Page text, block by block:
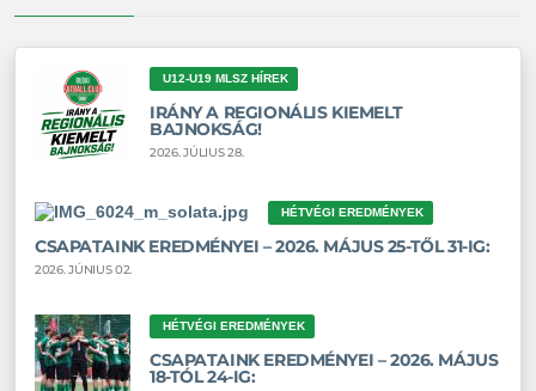
U12-U19 MLSZ HÍREK
IRÁNY A REGIONÁLIS KIEMELT
BAJNOKSÁG!
2026. JÚLIUS 28.
HÉTVÉGI EREDMÉNYEK
CSAPATAINK EREDMÉNYEI – 2026. MÁJUS 25-TŐL 31-IG:
2026. JÚNIUS 02.
HÉTVÉGI EREDMÉNYEK
CSAPATAINK EREDMÉNYEI – 2026. MÁJUS
18-TÓL 24-IG: